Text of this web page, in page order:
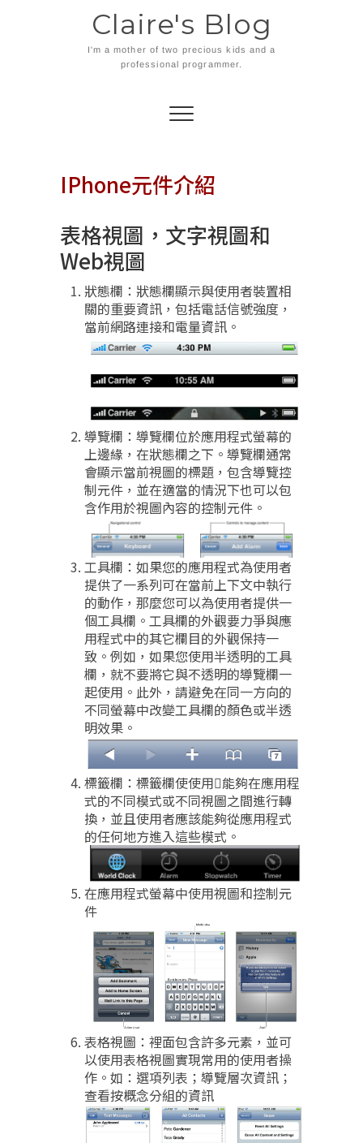
Claire's Blog
I'm a mother of two precious kids and a
professional programmer.
IPhone元件介紹
表格視圖，文字視圖和
Web視圖
狀態欄：狀態欄顯示與使用者裝置相
關的重要資訊，包括電話信號強度，
當前網路連接和電量資訊。
導覽欄：導覽欄位於應用程式螢幕的
上邊緣，在狀態欄之下。導覽欄通常
會顯示當前視圖的標題，包含導覽控
制元件，並在適當的情況下也可以包
含作用於視圖內容的控制元件。
工具欄：如果您的應用程式為使用者
提供了一系列可在當前上下文中執行
的動作，那麼您可以為使用者提供一
個工具欄。工具欄的外觀要力爭與應
用程式中的其它欄目的外觀保持一
致。例如，如果您使用半透明的工具
欄，就不要將它與不透明的導覽欄一
起使用。此外，請避免在同一方向的
不同螢幕中改變工具欄的顏色或半透
明效果。
標籤欄：標籤欄使使用能夠在應用程
式的不同模式或不同視圖之間進行轉
換，並且使用者應該能夠從應用程式
的任何地方進入這些模式。
在應用程式螢幕中使用視圖和控制元
件
表格視圖：裡面包含許多元素，並可
以使用表格視圖實現常用的使用者操
作。如：選項列表；導覽層次資訊；
查看按概念分組的資訊